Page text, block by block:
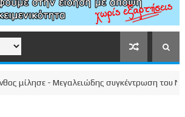
μίλησε - Μεγαλειώδης συγκέντρωση του Νίκου